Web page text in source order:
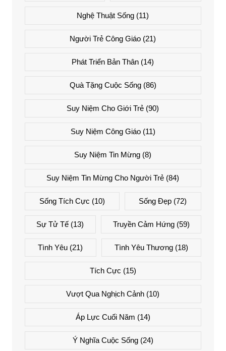
Nghệ Thuật Sống (11)
Người Trẻ Công Giáo (21)
Phát Triển Bản Thân (14)
Quà Tặng Cuộc Sống(86)
Suy Niệm Cho Giới Trẻ (90)
Suy Niệm Công Giáo(11)
Suy Niệm Tin Mừng (8)
Suy Niệm Tin Mừng Cho Người Trẻ (84)
Sống Tích Cực (10) Sống Đẹp (72)
Sự Tử Tế (13) Truyền Cảm Hứng(59)
Tình Yêu (21) Tình Yêu Thương(18)
Tích Cực (15)
Vượt Qua Nghịch Cảnh (10)
Áp Lực Cuối Năm (14)
Ý Nghĩa Cuộc Sống(24)